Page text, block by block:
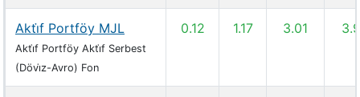
Akti̇f Portföy MJL
Akti̇f Portföy Akti̇f Serbest
(Dövi̇z-Avro) Fon
0.12 1.17 3.01